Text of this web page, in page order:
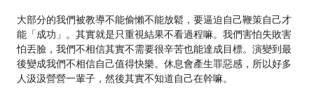
大部分的我們被教導不能偷懶不能放鬆，要逼迫自己鞭策自己才
能「成功」。其實就是只重視結果不看過程嘛。我們害怕失敗害
怕丟臉，我們不相信其實不需要很辛苦也能達成目標。演變到最
後變成我們不相信自己值得快樂。休息會產生罪惡感，所以好多
人汲汲營營一輩子，然後其實不知道自己在幹嘛。